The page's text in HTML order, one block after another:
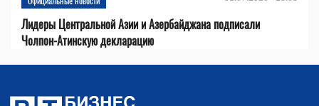
Лидеры Центральной Азии и Азербайджана подписали
Чолпон-Атинскую декларацию